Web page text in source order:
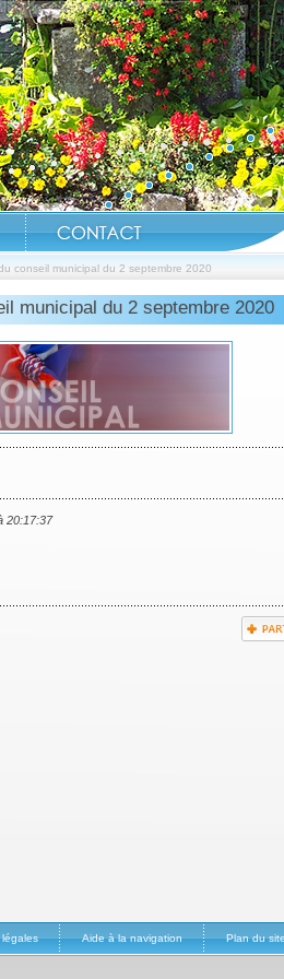
conseil municipal du 2 septembre 2020
municipal du 2 septembre 2020
20:17:37
légales Aide à la navigation Plan du